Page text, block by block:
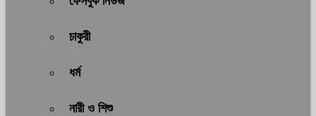
চাকুরী
ধর্ম
নারী ও শিশু